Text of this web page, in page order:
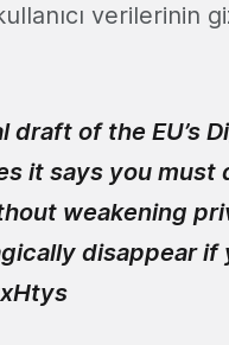
verilerinin
draft of the EU’s
it says you
weakening
disappear if